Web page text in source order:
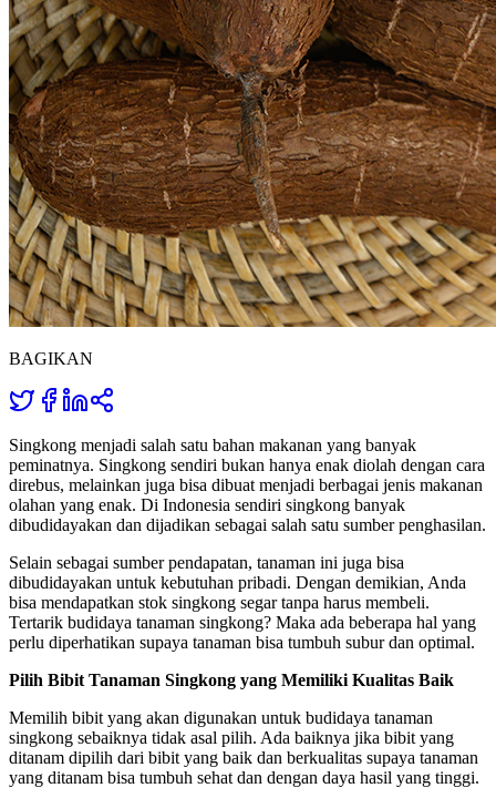
BAGIKAN
Singkong menjadi salah satu bahan makanan yang banyak
peminatnya. Singkong sendiri bukan hanya enak diolah dengan cara
direbus, melainkan juga bisa dibuat menjadi berbagai jenis makanan
olahan yang enak. Di Indonesia sendiri singkong banyak
dibudidayakan dan dijadikan sebagai salah satu sumber penghasilan.
Selain sebagai sumber pendapatan, tanaman ini juga bisa
dibudidayakan untuk kebutuhan pribadi. Dengan demikian, Anda
bisa mendapatkan stok singkong segar tanpa harus membeli.
Tertarik budidaya tanaman singkong? Maka ada beberapa hal yang
perlu diperhatikan supaya tanaman bisa tumbuh subur dan optimal.
Pilih Bibit Tanaman Singkong yang Memiliki Kualitas Baik
Memilih bibit yang akan digunakan untuk budidaya tanaman
singkong sebaiknya tidak asal pilih. Ada baiknya jika bibit yang
ditanam dipilih dari bibit yang baik dan berkualitas supaya tanaman
yang ditanam bisa tumbuh sehat dan dengan daya hasil yang tinggi.